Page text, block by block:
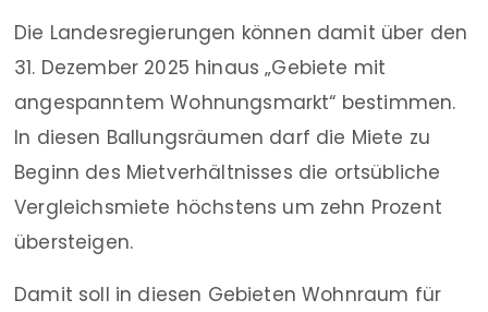
Die Landesregierungen können damit über den
31. Dezember 2025 hinaus „Gebiete mit
angespanntem Wohnungsmarkt“ bestimmen.
In diesen Ballungsräumen darf die Miete zu
Beginn des Mietverhältnisses die ortsübliche
Vergleichsmiete höchstens um zehn Prozent
übersteigen.
Damit soll in diesen Gebieten Wohnraum für